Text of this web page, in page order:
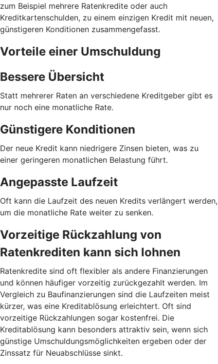
zum Beispiel mehrere Ratenkredite oder auch
Kreditkartenschulden, zu einem einzigen Kredit mit neuen,
günstigeren Konditionen zusammengefasst.
Vorteile einer Umschuldung
Bessere Übersicht
Statt mehrerer Raten an verschiedene Kreditgeber gibt es
nur noch eine monatliche Rate.
Günstigere Konditionen
Der neue Kredit kann niedrigere Zinsen bieten, was zu
einer geringeren monatlichen Belastung führt.
Angepasste Laufzeit
Oft kann die Laufzeit des neuen Kredits verlängert werden,
um die monatliche Rate weiter zu senken.
Vorzeitige Rückzahlung von
Ratenkrediten kann sich lohnen
Ratenkredite sind oft flexibler als andere Finanzierungen
und können häufiger vorzeitig zurückgezahlt werden. Im
Vergleich zu Baufinanzierungen sind die Laufzeiten meist
kürzer, was eine Kreditablösung erleichtert. Oft sind
vorzeitige Rückzahlungen sogar kostenfrei. Die
Kreditablösung kann besonders attraktiv sein, wenn sich
günstige Umschuldungsmöglichkeiten ergeben oder der
Zinssatz für Neuabschlüsse sinkt.